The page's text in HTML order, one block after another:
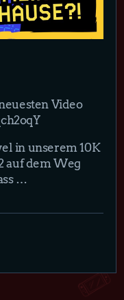
Video
in unserem 10K
auf dem Weg
…